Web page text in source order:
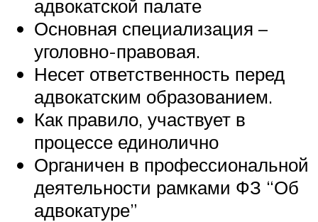
адвокатской палате
Основная специализация –
уголовно-правовая.
Несет ответственность перед
адвокатским образованием.
Как правило, участвует в
процессе единолично
Органичен в профессиональной
деятельности рамками ФЗ “Об
адвокатуре”